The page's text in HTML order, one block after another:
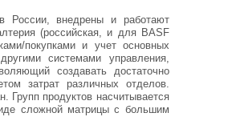
России, внедрены и работают
(российская, и для BASF
покупками и учет основных
системами управления,
создавать достаточно
затрат различных отделов.
Групп продуктов насчитывается
сложной матрицы с большим